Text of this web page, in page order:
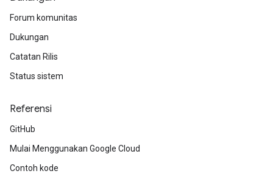
Forum komunitas
Dukungan
Catatan Rilis
Status sistem
Referensi
GitHub
Mulai Menggunakan Google Cloud
Contoh kode